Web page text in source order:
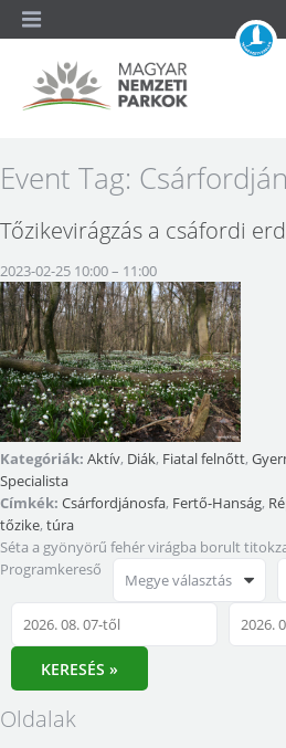
Magyar
Nemzeti
Parkok
Event Tag:
Tőzikevirágzás a csáfordi
2023-02-25 10:00– 11:00
Kategóriák: Aktív, Diák, Fiatal felnőtt,
Specialista
Címkék: Csárfordjánosfa, Fertő-Hanság,
tőzike, túra
Séta a gyönyörű fehér virágba borult
Programkereső
Megye választás
KERESÉS »
Oldalak